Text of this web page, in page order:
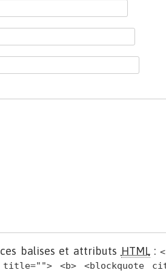
balises et attributs HTML:
<b> <blockquote